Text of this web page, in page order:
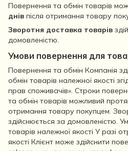
Повернення та обмін товарів
днів після отримання товару
Зворотня доставка товарів
домовленістю.
Умови повернення для
Повернення та обмін Компанія
обмін товарів належної якості
прав споживачів». Строки
та обмін товарів можливий
отримання товару покупцем.
здійснюється за домовленістю.
товарів належної якості У разі
якості Клієнт може здійснити